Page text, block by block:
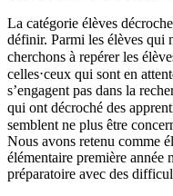
La catégorie élèves
définir. Parmi les élèves qui
cherchons à repérer les
celles⋅ceux qui sont en
s’engagent pas dans la
qui ont décroché des
semblent ne plus être
Nous avons retenu comme
élémentaire première année
préparatoire avec des